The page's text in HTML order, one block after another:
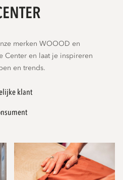
merken WOOOD en
Center en laat je inspireren
en trends.
klant